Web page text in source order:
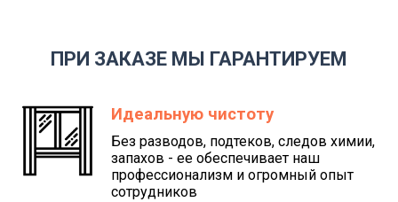
ПРИ ЗАКАЗЕ МЫ ГАРАНТИРУЕМ
Идеальную чистоту
Без разводов, подтеков, следов химии,
запахов - ее обеспечивает наш
профессионализм и огромный опыт
сотрудников